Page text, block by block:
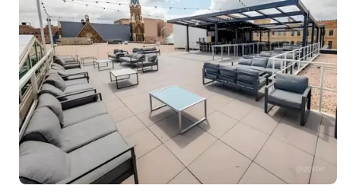
vous découvrirez un espace rayon